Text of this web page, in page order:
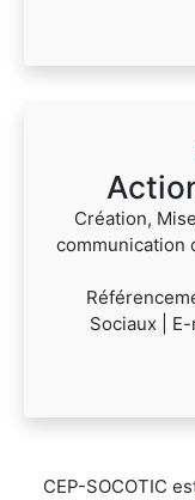
Création,
communication
Sociaux |
CEP-SOCOTIC